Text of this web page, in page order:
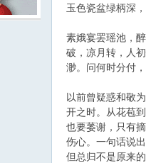
玉色瓷盆绿柄深
素娥宴罢瑶池，
破，凉月转，人
渺。问何时分付
以前曾疑惑和敬
开之时。从花苞
也要萎谢，只有
伤心。一句话说
但总归不是原来